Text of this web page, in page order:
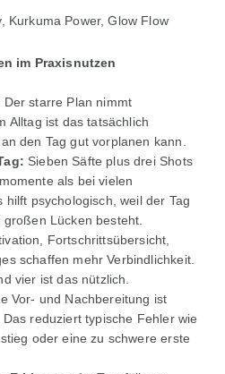
Kurkuma Power, Glow Flow
im Praxisnutzen
Der starre Plan nimmt
Alltag ist das tatsächlich
den Tag gut vorplanen kann.
Sieben Säfte plus drei Shots
als bei vielen
hilft psychologisch, weil der Tag
Lücken besteht.
Fortschrittsübersicht,
schaffen mehr Verbindlichkeit.
vier ist das nützlich.
Vor- und Nachbereitung ist
reduziert typische Fehler wie
oder eine zu schwere erste